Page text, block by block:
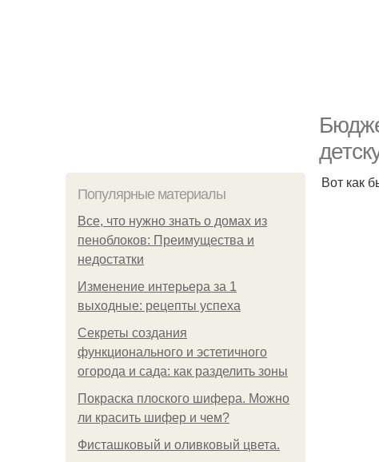
Популярные материалы
Все, что нужно знать о домах из
пеноблоков: Преимущества и
недостатки
Изменение интерьера за 1
выходные: рецепты успеха
Секреты создания
функционального и эстетичного
огорода и сада: как разделить зоны
Покраска плоского шифера. Можно
ли красить шифер и чем?
Фисташковый и оливковый цвета.
Вот как